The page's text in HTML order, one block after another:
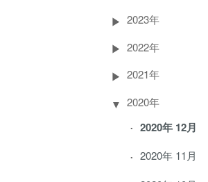
2023年
2022年
2021年
2020年
2020年 12月
2020年 11月